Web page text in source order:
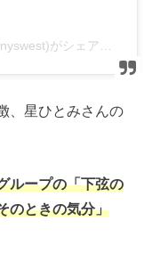
【公式】パパジャニWEST(@papajohnnyswest)がシェアした投稿
、星ひとみさんの
ループの「下弦の
のときの気分」